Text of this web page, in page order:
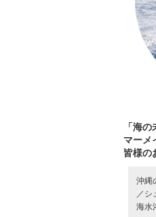
「海
マーメ
皆様の
沖縄
／ シ
海水